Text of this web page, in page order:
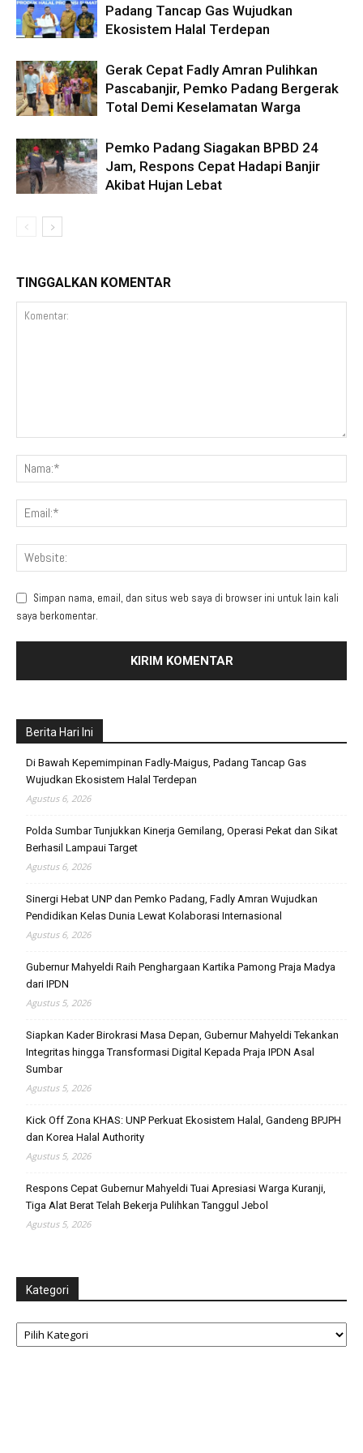
Padang Tancap Gas Wujudkan
Ekosistem Halal Terdepan
Gerak Cepat Fadly Amran Pulihkan
Pascabanjir, Pemko Padang Bergerak
Total Demi Keselamatan Warga
Pemko Padang Siagakan BPBD 24
Jam, Respons Cepat Hadapi Banjir
Akibat Hujan Lebat
TINGGALKAN KOMENTAR
Simpan nama, email, dan situs web saya di browser ini untuk lain kali
saya berkomentar.
Berita Hari Ini
Di Bawah Kepemimpinan Fadly-Maigus, Padang Tancap Gas
Wujudkan Ekosistem Halal Terdepan
Agustus 6, 2026
Polda Sumbar Tunjukkan Kinerja Gemilang, Operasi Pekat dan Sikat
Berhasil Lampaui Target
Agustus 6, 2026
Sinergi Hebat UNP dan Pemko Padang, Fadly Amran Wujudkan
Pendidikan Kelas Dunia Lewat Kolaborasi Internasional
Agustus 6, 2026
Gubernur Mahyeldi Raih Penghargaan Kartika Pamong Praja Madya
dari IPDN
Agustus 5, 2026
Siapkan Kader Birokrasi Masa Depan, Gubernur Mahyeldi Tekankan
Integritas hingga Transformasi Digital Kepada Praja IPDN Asal
Sumbar
Agustus 5, 2026
Kick Off Zona KHAS: UNP Perkuat Ekosistem Halal, Gandeng BPJPH
dan Korea Halal Authority
Agustus 5, 2026
Respons Cepat Gubernur Mahyeldi Tuai Apresiasi Warga Kuranji,
Tiga Alat Berat Telah Bekerja Pulihkan Tanggul Jebol
Agustus 5, 2026
Kategori
Kategori